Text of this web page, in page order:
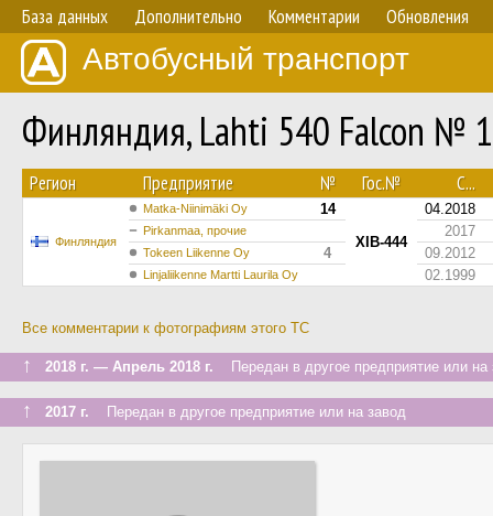
База данных Дополнительно Комментарии Обновления
Автобусный транспорт
Финляндия, Lahti 540 Falcon №
Регион Предприятие № Гос.№ С...
Финляндия
Matka-Niinimäki Oy
14
XIB-444
04.2018
Pirkanmaa, прочие 2017
Tokeen Liikenne Oy 4 09.2012
Linjaliikenne Martti Laurila Oy 02.1999
Все комментарии к фотографиям этого ТС
↑ 2018 г. — Апрель 2018 г. Передан в другое предприятие или на
↑ 2017 г. Передан в другое предприятие или на завод